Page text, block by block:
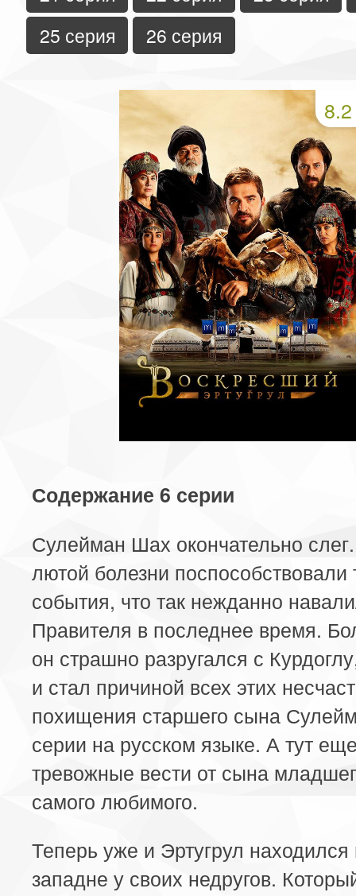
25 серия
26 серия
8.2
Содержание 6 серии
Сулейман Шах окончательно
лютой болезни
события, что так нежданно
Правителя в последнее время.
он страшно разругался с
и стал причиной всех этих
похищения старшего сына
серии на русском языке. А тут
тревожные вести от сына
самого любимого.
Теперь уже и Эртугрул находился
западне у своих недругов.